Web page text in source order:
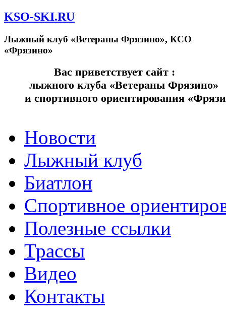
KSO-SKI.RU
Лыжный клуб «Ветераны Фрязино», КСО
«Фрязино»
Вас приветствует
лыжного клуба «Ветераны Фрязино»
и спортивного ориентирования
Новости
Лыжный клуб
Биатлон
Спортивное
Полезные ссылки
Трассы
Видео
Контакты